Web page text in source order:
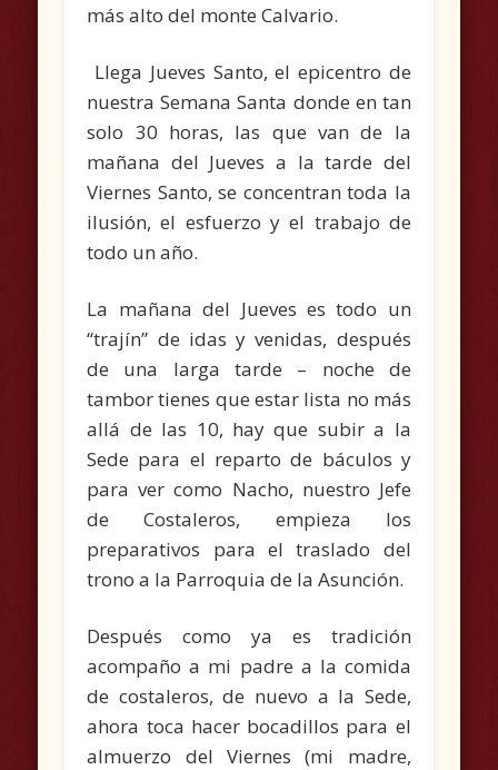
más alto del monte Calvario.
Llega Jueves Santo, el epicentro de
nuestra Semana Santa donde en tan
solo 30 horas, las que van de la
mañana del Jueves a la tarde del
Viernes Santo, se concentran toda la
ilusión, el esfuerzo y el trabajo de
todo un año.
La mañana del Jueves es todo un
“trajín” de idas y venidas, después
de una larga tarde – noche de
tambor tienes que estar lista no más
allá de las 10, hay que subir a la
Sede para el reparto de báculos y
para ver como Nacho, nuestro Jefe
de Costaleros, empieza los
preparativos para el traslado del
trono a la Parroquia de la Asunción.
Después como ya es tradición
acompaño a mi padre a la comida
de costaleros, de nuevo a la Sede,
ahora toca hacer bocadillos para el
almuerzo del Viernes (mi madre,